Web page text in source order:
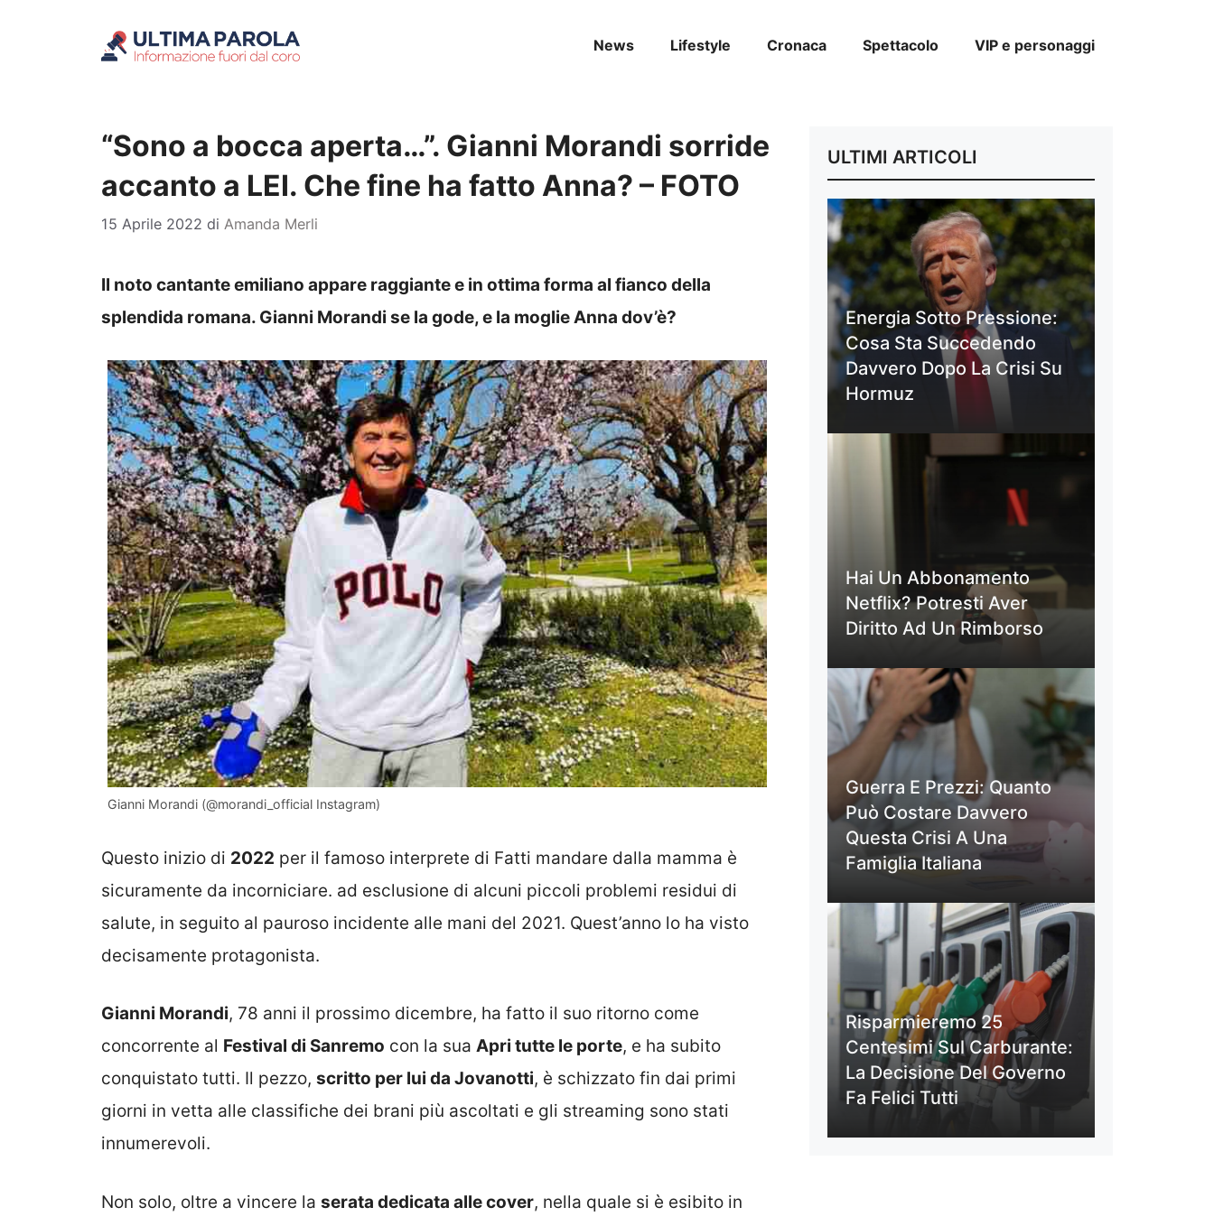
News Lifestyle Cronaca Spettacolo VIP e personaggi
“Sono a bocca aperta…”. Gianni Morandi sorride
accanto a LEI. Che fine ha fatto Anna? – FOTO
15 Aprile 2022 di Amanda Merli
Il noto cantante emiliano appare raggiante e in ottima forma al fianco della
splendida romana. Gianni Morandi se la gode, e la moglie Anna dov’è?
Gianni Morandi (@morandi_official Instagram)
Questo inizio di 2022 per il famoso interprete di Fatti mandare dalla mamma è
sicuramente da incorniciare. ad esclusione di alcuni piccoli problemi residui di
salute, in seguito al pauroso incidente alle mani del 2021. Quest’anno lo ha visto
decisamente protagonista.
Gianni Morandi, 78 anni il prossimo dicembre, ha fatto il suo ritorno come
concorrente al Festival di Sanremo con la sua Apri tutte le porte, e ha subito
conquistato tutti. Il pezzo, scritto per lui da Jovanotti, è schizzato fin dai primi
giorni in vetta alle classifiche dei brani più ascoltati e gli streaming sono stati
innumerevoli.
Non solo, oltre a vincere la serata dedicata alle cover, nella quale si è esibito in
ULTIMI ARTICOLI
Energia Sotto Pressione:
Cosa Sta Succedendo
Davvero Dopo La Crisi Su
Hormuz
Hai Un Abbonamento
Netflix? Potresti Aver
Diritto Ad Un Rimborso
Guerra E Prezzi: Quanto
Può Costare Davvero
Questa Crisi A Una
Famiglia Italiana
Risparmieremo 25
Centesimi Sul Carburante:
La Decisione Del Governo
Fa Felici Tutti